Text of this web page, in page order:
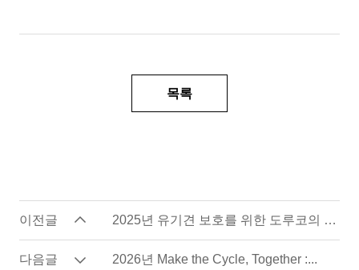
목록
이전글 2025년 유기견 보호를 위한 도루코의 따뜻한 동행
다음글 2026년 Make the Cycle, Together :...